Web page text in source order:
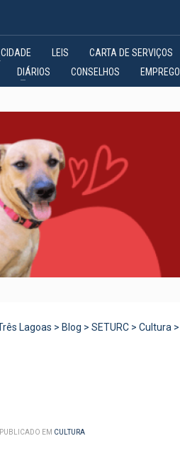
LEIS CARTA DE SERVIÇOS
DIÁRIOS CONSELHOS EMPREGO
Lagoas > Blog > SETURC > Cultura >
PUBLICADO EM CULTURA